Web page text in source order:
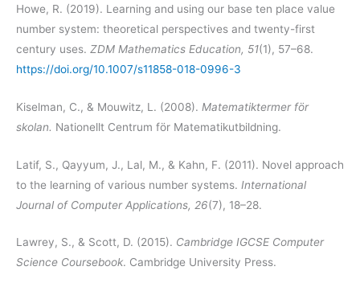
Howe, R. (2019). Learning and using our base ten place value
number system: theoretical perspectives and twenty-first
century uses. ZDM Mathematics Education, 51(1), 57–68.
https://doi.org/10.1007/s11858-018-0996-3
Kiselman, C., & Mouwitz, L. (2008). Matematiktermer för
skolan. Nationellt Centrum för Matematikutbildning.
Latif, S., Qayyum, J., Lal, M., & Kahn, F. (2011). Novel approach
to the learning of various number systems. International
Journal of Computer Applications, 26(7), 18–28.
Lawrey, S., & Scott, D. (2015). Cambridge IGCSE Computer
Science Coursebook. Cambridge University Press.